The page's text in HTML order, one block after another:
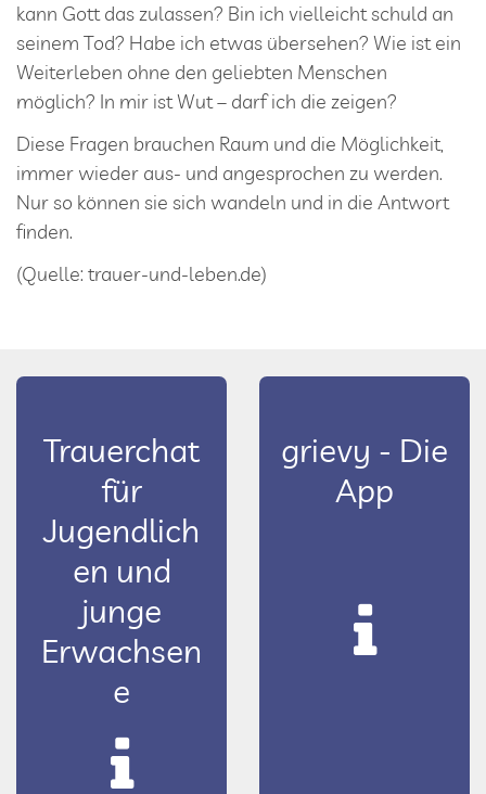
kann Gott das zulassen? Bin ich vielleicht schuld an
seinem Tod? Habe ich etwas übersehen? Wie ist ein
Weiterleben ohne den geliebten Menschen
möglich? In mir ist Wut – darf ich die zeigen?
Diese Fragen brauchen Raum und die Möglichkeit,
immer wieder aus- und angesprochen zu werden.
Nur so können sie sich wandeln und in die Antwort
finden.
(Quelle: trauer-und-leben.de)
Trauerchat
für
Jugendlich
en und
junge
Erwachsen
e
grievy - Die
App